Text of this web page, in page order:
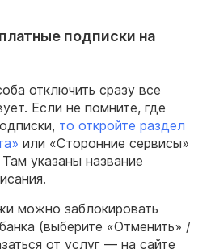
подписки на
отключить сразу все
Если не помните, где
то откройте раздел
или «Сторонние сервисы»
указаны название
можно заблокировать
(выберите «Отменить» /
от услуг — на сайте